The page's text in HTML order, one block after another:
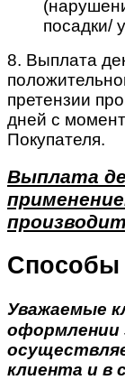
посадки/
8. Выплата
претензии
дней с
Покупателя.
Выплата
Способы
Уважаемые
оформлении
клиента и в